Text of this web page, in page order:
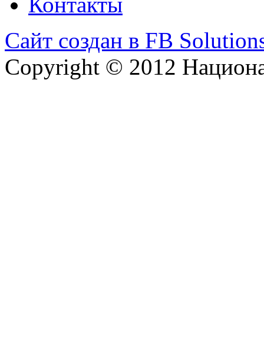
Сайт создан в FB
Copyright © 2012